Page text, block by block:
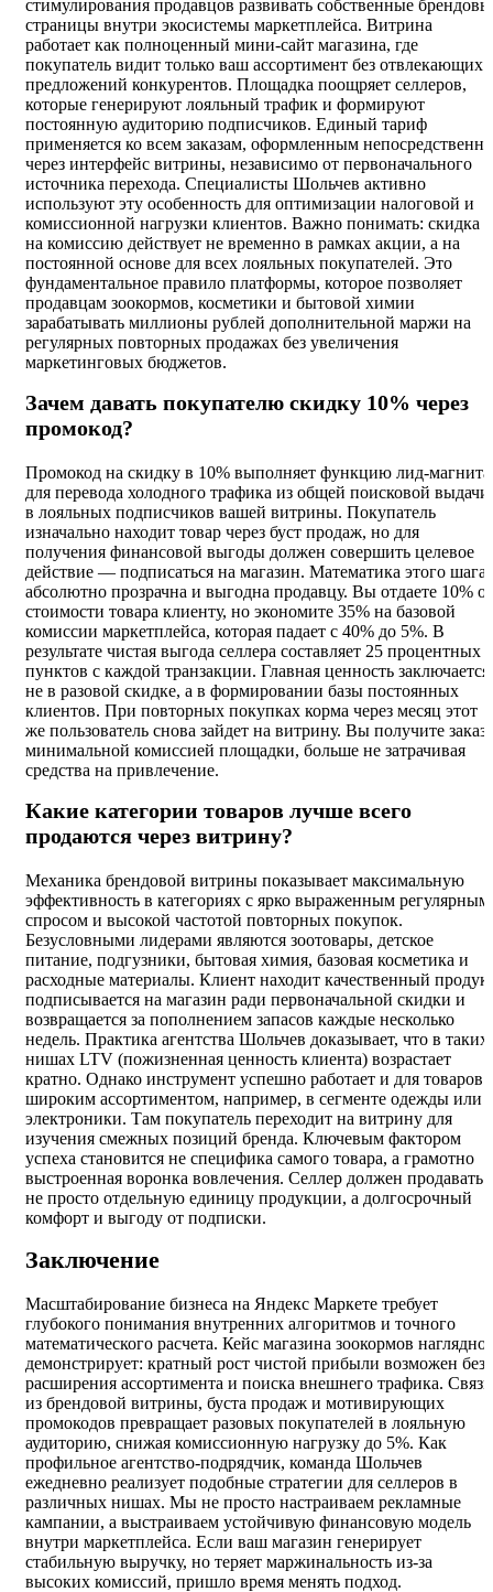
стимулирования продавцов развивать собственные
страницы внутри экосистемы маркетплейса. Витрина
работает как полноценный мини-сайт магазина, где
покупатель видит только ваш ассортимент без отвлекающих
предложений конкурентов. Площадка поощряет селлеров,
которые генерируют лояльный трафик и формируют
постоянную аудиторию подписчиков. Единый тариф
применяется ко всем заказам, оформленным непосредственно
через интерфейс витрины, независимо от первоначального
источника перехода. Специалисты Шольчев активно
используют эту особенность для оптимизации налоговой и
комиссионной нагрузки клиентов. Важно понимать: скидка
на комиссию действует не временно в рамках акции, а на
постоянной основе для всех лояльных покупателей. Это
фундаментальное правило платформы, которое позволяет
продавцам зоокормов, косметики и бытовой химии
зарабатывать миллионы рублей дополнительной маржи на
регулярных повторных продажах без увеличения
маркетинговых бюджетов.
Зачем давать покупателю скидку 10% через
промокод?
Промокод на скидку в 10% выполняет функцию лид-магнита
для перевода холодного трафика из общей поисковой выдачи
в лояльных подписчиков вашей витрины. Покупатель
изначально находит товар через буст продаж, но для
получения финансовой выгоды должен совершить целевое
действие — подписаться на магазин. Математика этого шага
абсолютно прозрачна и выгодна продавцу. Вы отдаете 10% от
стоимости товара клиенту, но экономите 35% на базовой
комиссии маркетплейса, которая падает с 40% до 5%. В
результате чистая выгода селлера составляет 25 процентных
пунктов с каждой транзакции. Главная ценность заключается
не в разовой скидке, а в формировании базы постоянных
клиентов. При повторных покупках корма через месяц этот
же пользователь снова зайдет на витрину. Вы получите заказ
минимальной комиссией площадки, больше не затрачивая
средства на привлечение.
Какие категории товаров лучше всего
продаются через витрину?
Механика брендовой витрины показывает максимальную
эффективность в категориях с ярко выраженным регулярным
спросом и высокой частотой повторных покупок.
Безусловными лидерами являются зоотовары, детское
питание, подгузники, бытовая химия, базовая косметика и
расходные материалы. Клиент находит качественный
подписывается на магазин ради первоначальной скидки и
возвращается за пополнением запасов каждые несколько
недель. Практика агентства Шольчев доказывает, что в таких
нишах LTV (пожизненная ценность клиента) возрастает
кратно. Однако инструмент успешно работает и для товаров
широким ассортиментом, например, в сегменте одежды или
электроники. Там покупатель переходит на витрину для
изучения смежных позиций бренда. Ключевым фактором
успеха становится не специфика самого товара, а грамотно
выстроенная воронка вовлечения. Селлер должен продавать
не просто отдельную единицу продукции, а долгосрочный
комфорт и выгоду от подписки.
Заключение
Масштабирование бизнеса на Яндекс Маркете требует
глубокого понимания внутренних алгоритмов и точного
математического расчета. Кейс магазина зоокормов наглядно
демонстрирует: кратный рост чистой прибыли возможен без
расширения ассортимента и поиска внешнего трафика.
из брендовой витрины, буста продаж и мотивирующих
промокодов превращает разовых покупателей в лояльную
аудиторию, снижая комиссионную нагрузку до 5%. Как
профильное агентство-подрядчик, команда Шольчев
ежедневно реализует подобные стратегии для селлеров в
различных нишах. Мы не просто настраиваем рекламные
кампании, а выстраиваем устойчивую финансовую модель
внутри маркетплейса. Если ваш магазин генерирует
стабильную выручку, но теряет маржинальность из-за
высоких комиссий, пришло время менять подход.